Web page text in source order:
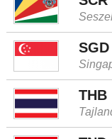
SGD
THB